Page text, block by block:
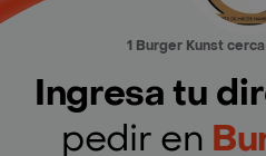
1 Burger Kunst
Ingresa tu
pedir en